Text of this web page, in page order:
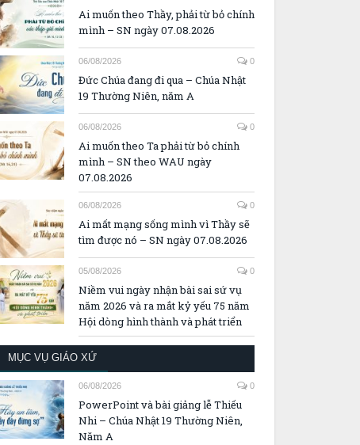
Ai muốn theo Thầy, phải từ bỏ chính
mình – SN ngày 07.08.2026
06/08/2026 0
Đức Chúa đang đi qua – Chúa Nhật
19 Thường Niên, năm A
06/08/2026 0
Ai muốn theo Ta phải từ bỏ chính
mình – SN theo WAU ngày
07.08.2026
06/08/2026 0
Ai mất mạng sống mình vì Thầy sẽ
tìm được nó – SN ngày 07.08.2026
05/08/2026 0
Niềm vui ngày nhận bài sai sứ vụ
năm 2026 và ra mắt kỷ yếu 75 năm
Hội dòng hình thành và phát triển
MỤC VỤ GIÁO XỨ
06/08/2026 0
PowerPoint và bài giảng lễ Thiếu
Nhi – Chúa Nhật 19 Thường Niên,
Năm A